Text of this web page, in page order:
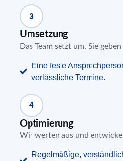
3
Umsetzung
Das Team setzt um, Sie
Eine feste
verlässliche Termine.
4
Optimierung
Wir werten aus und
Regelmäßige,